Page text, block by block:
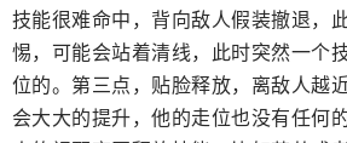
技能很难命中，背向敌人假装撤退，
惕，可能会站着清线，此时突然一个
位的。第三点，贴脸释放，离敌人越
会大大的提升，他的走位也没有任何